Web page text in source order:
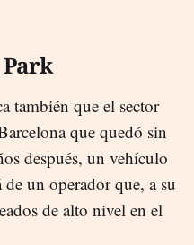
también que el sector
que quedó sin
después, un vehículo
un operador que, a su
de alto nivel en el